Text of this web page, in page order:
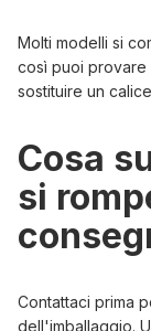
Molti modelli si
così puoi provare
sostituire un
Cosa
si
Contattaci prima
dell'imballaggio.